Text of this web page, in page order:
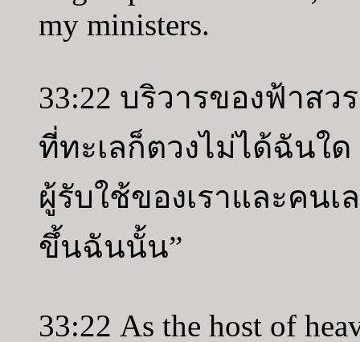
my ministers.
33:22 บริวารของฟ้าส
ที่ทะเลก็ตวงไม่ได้ฉันใด
ผู้รับใช้ของเราและคน
ขึ้นฉันนั้น”
33:22 As the host of